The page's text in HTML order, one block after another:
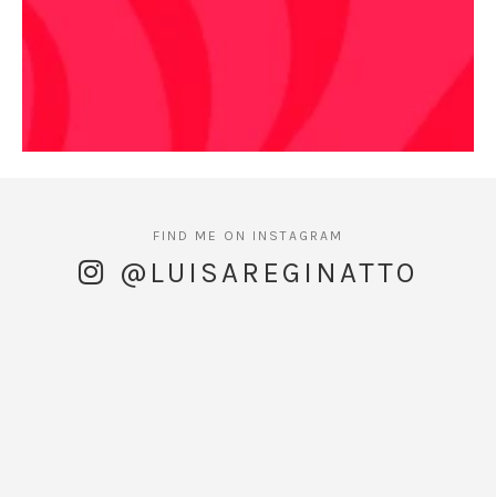
@LUISAREGINATTO